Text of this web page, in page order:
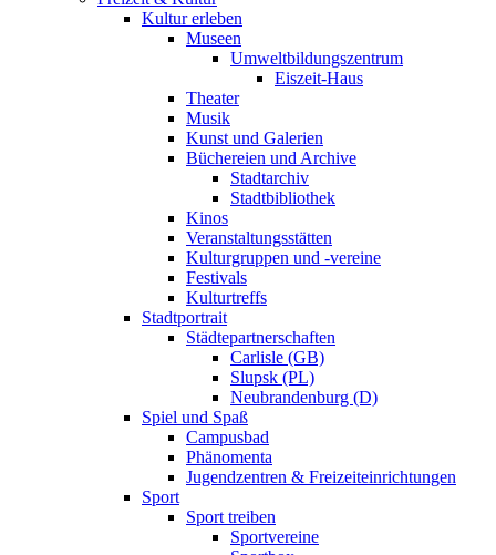
Kultur erleben
Museen
Umweltbildungszentrum
Eiszeit-Haus
Theater
Musik
Kunst und Galerien
Büchereien und Archive
Stadtarchiv
Stadtbibliothek
Kinos
Veranstaltungsstätten
Kulturgruppen und -vereine
Festivals
Kulturtreffs
Stadtportrait
Städtepartnerschaften
Carlisle (GB)
Slupsk (PL)
Neubrandenburg (D)
Spiel und Spaß
Campusbad
Phänomenta
Jugendzentren & Freizeiteinrichtungen
Sport
Sport treiben
Sportvereine